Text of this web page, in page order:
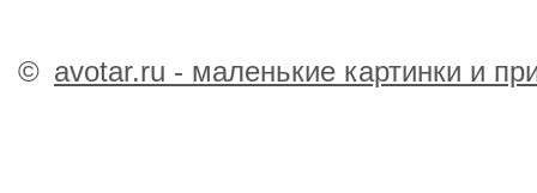
© avotar.ru - маленькие картинки и